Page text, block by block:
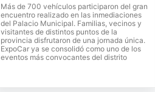
Más de 700 vehículos participaron del gran
encuentro realizado en las inmediaciones
del Palacio Municipal. Familias, vecinos y
visitantes de distintos puntos de la
provincia disfrutaron de una jornada única.
ExpoCar ya se consolidó como uno de los
eventos más convocantes del distrito